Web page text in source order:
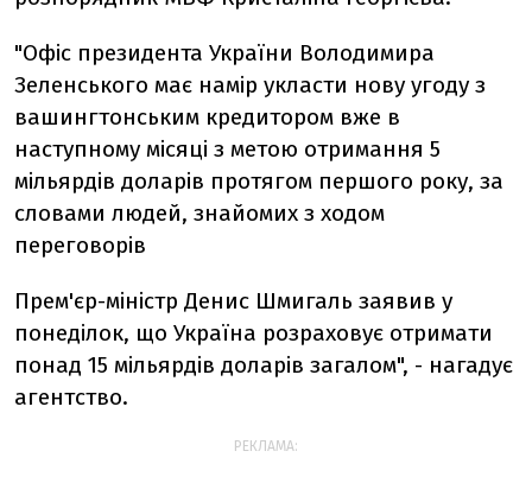
"Офіс президента України Володимира
Зеленського має намір укласти нову угоду з
вашингтонським кредитором вже в
наступному місяці з метою отримання 5
мільярдів доларів протягом першого року, за
словами людей, знайомих з ходом
переговорів
Прем'єр-міністр Денис Шмигаль заявив у
понеділок, що Україна розраховує отримати
понад 15 мільярдів доларів загалом", - нагадує
агентство.
РЕКЛАМА: